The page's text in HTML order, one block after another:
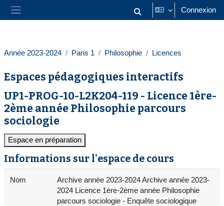
Passer au contenu principal
Panneau latéral Activer/désactiver la saisie
Connexion
Année 2023-2024 Paris 1 Philosophie Licences
Espaces pédagogiques interactifs
UP1-PROG-10-L2K204-119 - Licence 1ère-
2ème année Philosophie parcours
sociologie
Espace en préparation
Informations sur l'espace de cours
Nom
Archive année 2023-2024 Archive année 2023-
2024 Licence 1ère-2ème année Philosophie
parcours sociologie - Enquête sociologique